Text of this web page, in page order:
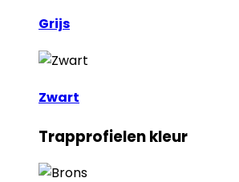
Grijs
Zwart
Trapprofielen kleur